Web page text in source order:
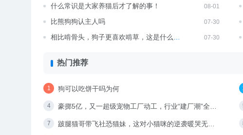
什么常识是大家养猫后才了解的事！ 08-01
比熊狗狗认主人吗 07-30
相比啃骨头，狗子更喜欢啃草，这是什么问
07-30
热门推荐
狗可以吃饼干吗为何
豪掷5亿，又一超级宠物工厂动工，行业“建厂潮”全面
爆发？
跛腿猫哥带飞社恐猫妹，这对小猫咪的逆袭暖哭无数